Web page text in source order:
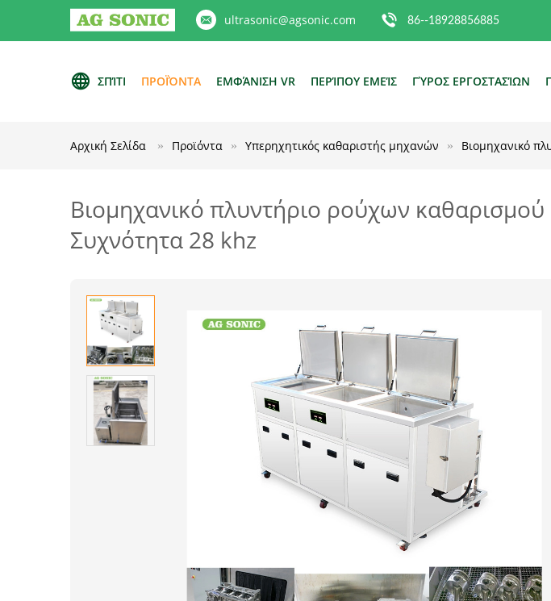
ultrasonic@agsonic.com 86--18928856885
ΣΠΊΤΙ ΠΡΟΪΌΝΤΑ ΕΜΦΆΝΙΣΗ VR ΠΕΡΊΠΟΥ ΕΜΕΊΣ ΓΎΡΟΣ ΕΡΓΟΣΤΑΣΊΩΝ
Αρχική Σελίδα Προϊόντα Υπερηχητικός καθαριστής μηχανών Βιομηχανικό
Βιομηχανικό πλυντήριο ρούχων
Συχνότητα 28 khz